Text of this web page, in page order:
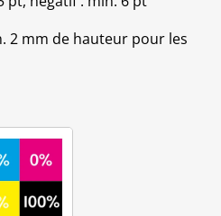
2 mm de hauteur pour les